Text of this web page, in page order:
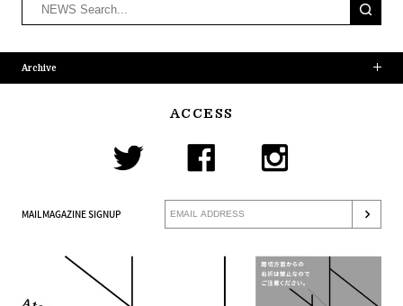
Archive
ACCESS
MAILMAGAZINE SIGNUP